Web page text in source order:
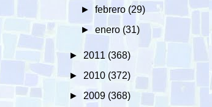
► febrero (29)
► enero (31)
► 2011 (368)
► 2010 (372)
► 2009 (368)